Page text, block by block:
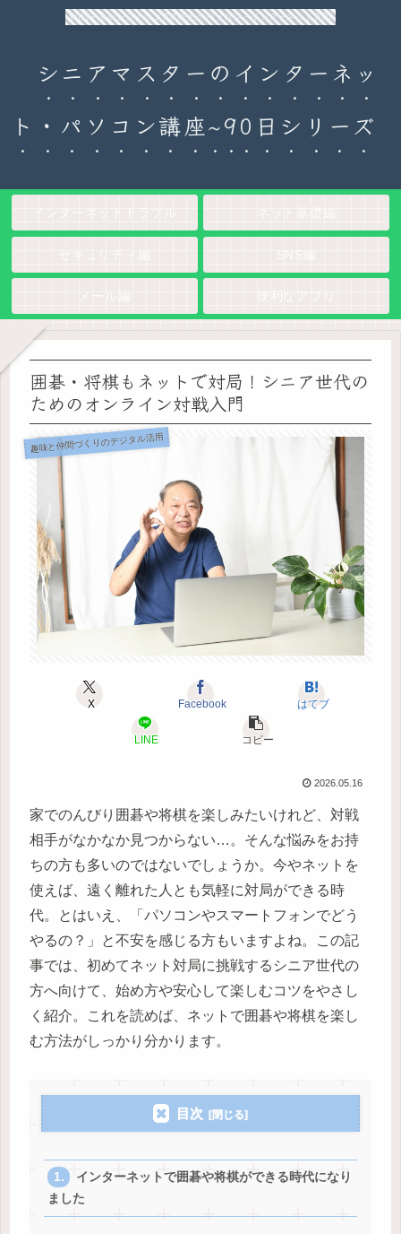
90日チャレンジ！シニアのためのパソコン・インターネット入門
シニアマスターのインターネッ
ト・パソコン講座~90日シリーズ
囲碁・将棋もネットで対局！シニア世代の
ためのオンライン対戦入門
趣味と仲間づくりのデジタル活用
X Facebook はてブ
LINE コピー
2026.05.16
家でのんびり囲碁や将棋を楽しみたいけれど、対戦
相手がなかなか見つからない…。そんな悩みをお持
ちの方も多いのではないでしょうか。今やネットを
使えば、遠く離れた人とも気軽に対局ができる時
代。とはいえ、「パソコンやスマートフォンでどう
やるの？」と不安を感じる方もいますよね。この記
事では、初めてネット対局に挑戦するシニア世代の
方へ向けて、始め方や安心して楽しむコツをやさし
く紹介。これを読めば、ネットで囲碁や将棋を楽し
む方法がしっかり分かります。
目次
インターネットで囲碁や将棋ができる時代になり
ました